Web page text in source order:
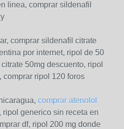
linea, comprar sildenafil
comprar sildenafil citrate
por internet, ripol de 50
50mg descuento, ripol
comprar ripol 120 foros
comprar atenolol
, ripol generico sin receta en
df, ripol 200 mg donde